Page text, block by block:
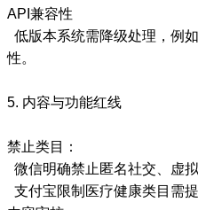
API兼容性
低版本系统需降级处理，例
性。
5. 内容与功能红线
禁止类目：
微信明确禁止匿名社交、虚
支付宝限制医疗健康类目需